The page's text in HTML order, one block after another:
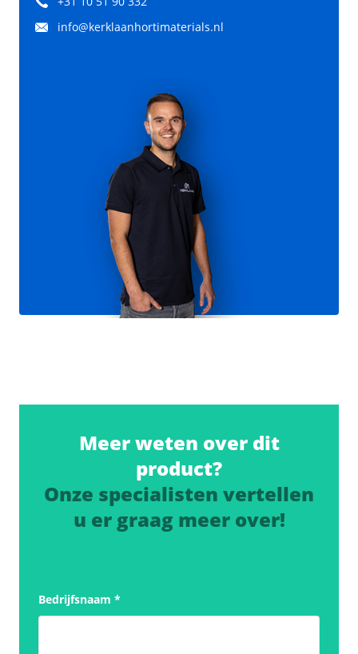
info@kerklaanhortimaterials.nl
Meer weten over dit
product?
Onze specialisten vertellen
u er graag meer over!
Bedrijfsnaam *